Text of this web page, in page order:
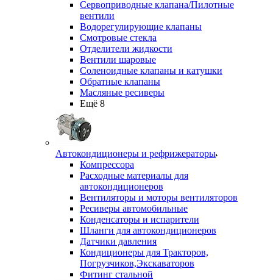
Сервоприводные клапана/Пилотные
вентили
Водорегулирующие клапаны
Смотровые стекла
Отделители жидкости
Вентили шаровые
Соленоидные клапаны и катушки
Обратные клапаны
Масляные ресиверы
Ещё 8
Автокондиционеры и рефрижераторы
Компрессора
Расходные материалы для
автокондиционеров
Вентиляторы и моторы вентиляторов
Ресиверы автомобильные
Конденсаторы и испарители
Шланги для автокондиционеров
Датчики давления
Кондиционеры для Тракторов,
Погрузчиков,Экскаваторов
Фитинг стальной